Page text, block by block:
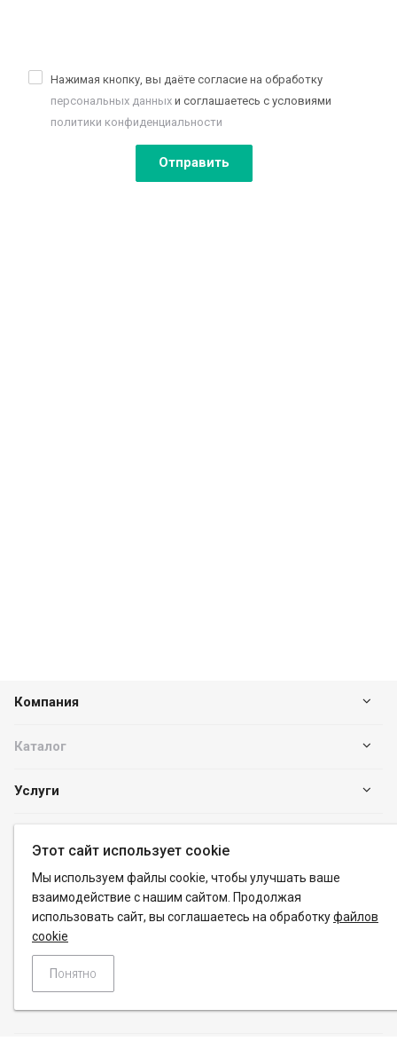
Нажимая кнопку, вы даёте согласие на обработку
персональных данных и соглашаетесь с условиями
политики конфиденциальности
Отправить
Компания
Каталог
Услуги
Наши контакты
+7 (383) 288-40-80
info@pk-promet.ru
Пн. – Пт.: с 8:00 до 20:00
Новосибирск, ул. Часовая, 6, корпус 43
info@pk-promet.ru
Этот сайт использует cookie
Мы используем файлы cookie, чтобы улучшать ваше
взаимодействие с нашим сайтом. Продолжая
использовать сайт, вы соглашаетесь на обработкуфайлов
cookie
Понятно